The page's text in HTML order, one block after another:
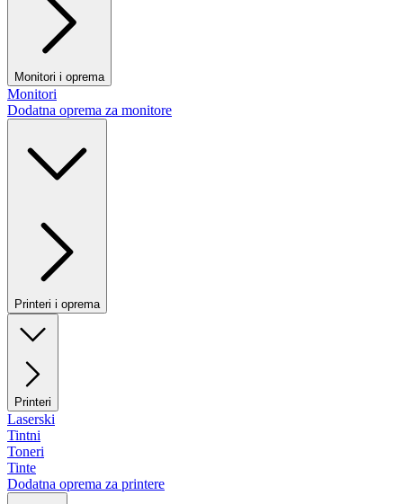
Monitori i oprema
Monitori
Dodatna oprema za monitore
Printeri i oprema
Printeri
Laserski
Tintni
Toneri
Tinte
Dodatna oprema za printere